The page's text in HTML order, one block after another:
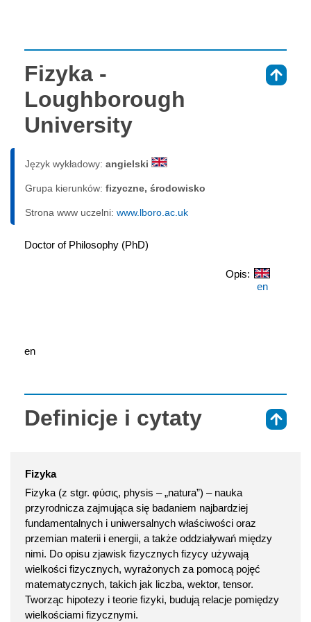
Fizyka -
Loughborough
University
Język wykładowy: angielski
Grupa kierunków: fizyczne, środowisko
Strona www uczelni: www.lboro.ac.uk
Doctor of Philosophy (PhD)
Opis:
en
en
Definicje i cytaty
Fizyka
Fizyka (z stgr. φύσις, physis – „natura”) – nauka
przyrodnicza zajmująca się badaniem najbardziej
fundamentalnych i uniwersalnych właściwości oraz
przemian materii i energii, a także oddziaływań między
nimi. Do opisu zjawisk fizycznych fizycy używają
wielkości fizycznych, wyrażonych za pomocą pojęć
matematycznych, takich jak liczba, wektor, tensor.
Tworząc hipotezy i teorie fizyki, budują relacje pomiędzy
wielkościami fizycznymi.